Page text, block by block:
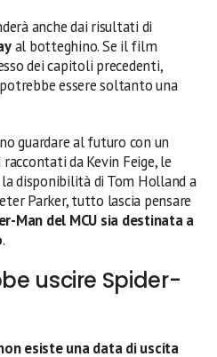
anche dai risultati di
al botteghino. Se il film
dei capitoli precedenti,
potrebbe essere soltanto una
guardare al futuro con un
da Kevin Feige, le
disponibilità di Tom Holland a
Parker, tutto lascia pensare
Man del MCU sia destinata a
.
uscire Spider-
esiste una data di uscita